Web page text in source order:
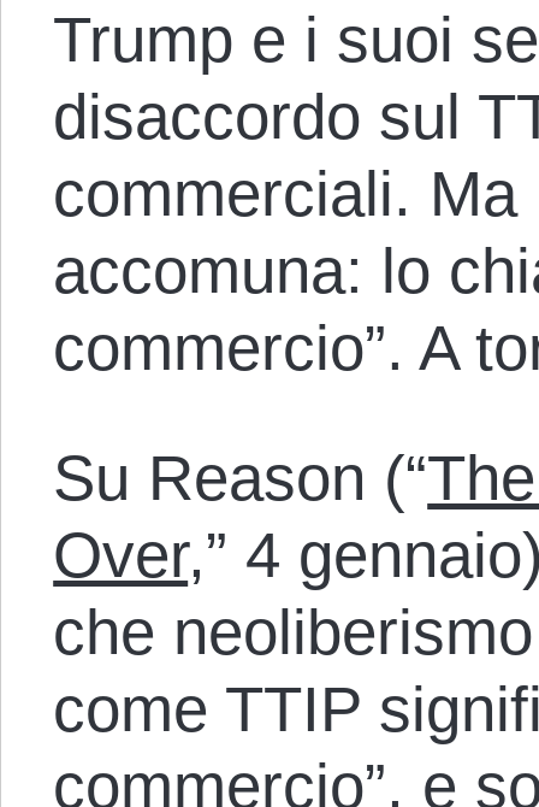
Trump e i suoi
disaccordo sul
commerciali.
accomuna: lo
commercio”. A
Su Reason (“
Over,” 4
che
come TTIP
commercio”, e